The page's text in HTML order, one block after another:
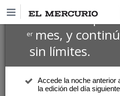
Suscríbete por
ermes, y
sin límites.
Accede la noche anterior
la edición del día